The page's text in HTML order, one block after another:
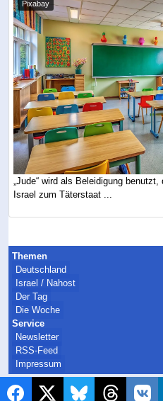
Pixabay
„Jude“ wird als Beleidigung
Israel zum Täterstaat ...
Themen
Deutschland
Israel / Nahost
Der Tag
Die Woche
Service
Newsletter
RSS-Feed
Impressum